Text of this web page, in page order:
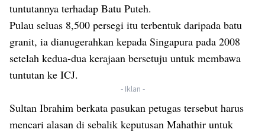
tuntutannya terhadap Batu Puteh.
Pulau seluas 8,500 persegi itu terbentuk daripada batu
granit, ia dianugerahkan kepada Singapura pada 2008
setelah kedua-dua kerajaan bersetuju untuk membawa
tuntutan ke ICJ.
- Iklan -
Sultan Ibrahim berkata pasukan petugas tersebut harus
mencari alasan di sebalik keputusan Mahathir untuk